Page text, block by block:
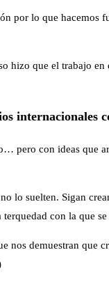
por lo que
hizo que el trabajo
internacionales
pero con ideas que
lo suelten. Sigan
con la que
demuestran que